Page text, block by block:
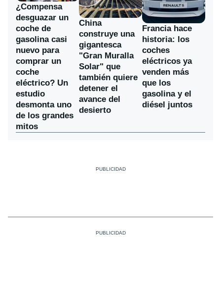
¿Compensa
desguazar un
coche de
gasolina casi
nuevo para
comprar un
coche
eléctrico? Un
estudio
desmonta uno
de los grandes
mitos
China
construye una
gigantesca
"Gran Muralla
Solar" que
también quiere
detener el
avance del
desierto
Francia hace
historia: los
coches
eléctricos ya
venden más
que los
gasolina y el
diésel juntos